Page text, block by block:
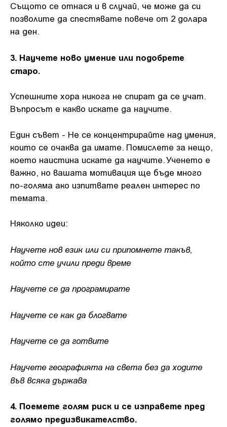
Същото се отнася и в случай, че може да си
позволите да спестявате повече от 2 долара
на ден.
3. Научете ново умение или подобрете
старо.
Успешните хора никога не спират да се учат.
Въпросът е какво искате да научите.
Един съвет - Не се концентрирайте над умения,
които се очаква да имате. Помислете за нещо,
което наистина искате да научите. Ученето е
важно, но вашата мотивация ще бъде много
по-голяма ако изпитвате реален интерес по
темата.
Няколко идеи:
Научете нов език или си припомнете такъв,
който сте учили преди време
Научете се да програмирате
Научете се как да блогвате
Научете се да готвите
Научете географията на света без да ходите
във всяка държава
4. Поемете голям риск и се изправете пред
голямо предизвикателство.